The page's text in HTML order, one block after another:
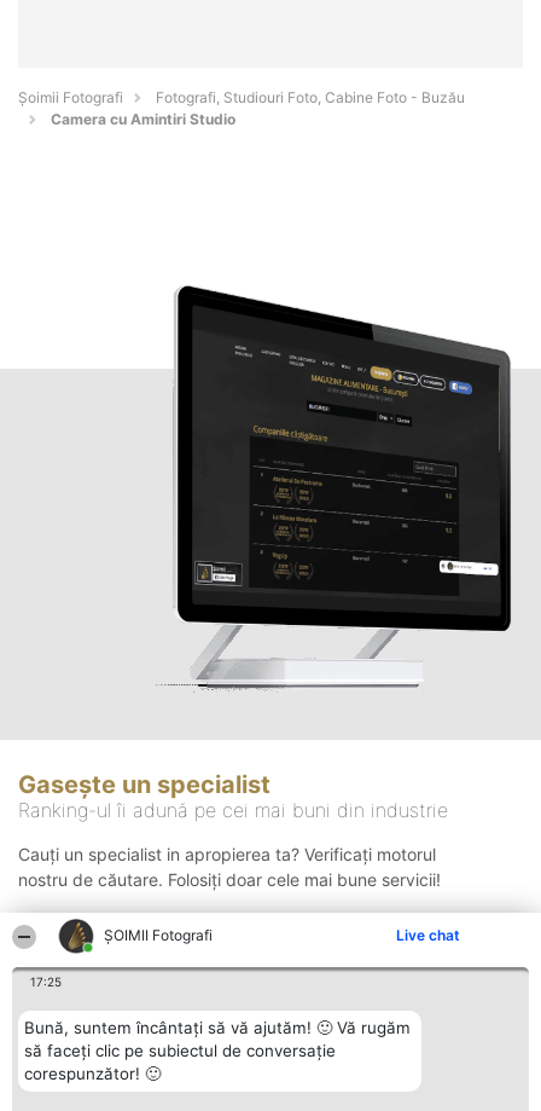
ȘOIMII Fotografi Live chat
17:25
Bună, suntem încântați să vă ajutăm! 🙂 Vă rugăm
să faceți clic pe subiectul de conversație
corespunzător! 🙂
Șoimii Fotografi
Fotografi, Studiouri Foto, Cabine Foto - Buzău
Camera cu Amintiri Studio
Gasește un specialist
Ranking-ul îi adună pe cei mai buni din industrie
Cauți un specialist in apropierea ta? Verificați motorul
nostru de căutare. Folosiți doar cele mai bune servicii!